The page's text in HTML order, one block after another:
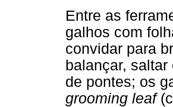
Entre as
galhos com
convidar para
balançar,
de pontes; os
grooming leaf